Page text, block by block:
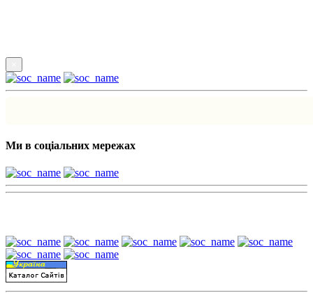
Ми в соціальних мережах